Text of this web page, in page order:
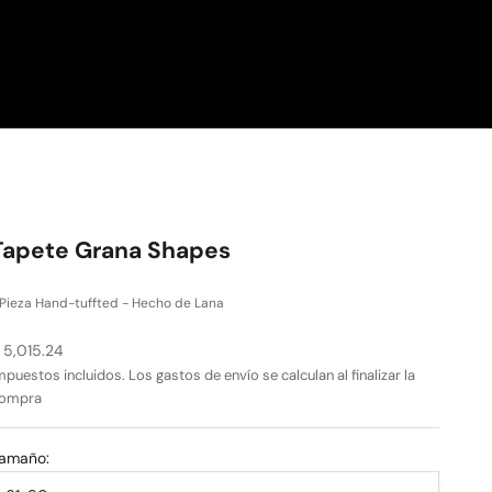
Grana Shapes
Pieza Hand-tuffted - Hecho de Lana
de oferta
incluidos. Losgastos de envío se calculan al finalizar la